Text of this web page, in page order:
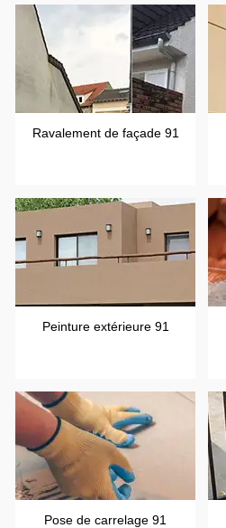
Ravalement de façade 91
Peinture extérieure 91
Pose de carrelage 91